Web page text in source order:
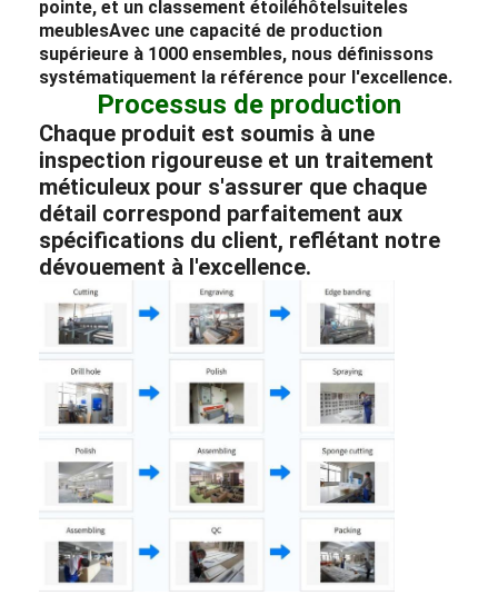
pointe, et un classement étoiléhôtel suite les
meublesAvec une capacité de production
supérieure à 1000 ensembles, nous définissons
systématiquement la référence pour l'excellence.
Processus de production
Chaque produit est soumis à une
inspection rigoureuse et un traitement
méticuleux pour s'assurer que chaque
détail correspond parfaitement aux
spécifications du client, reflétant notre
dévouement à l'excellence.